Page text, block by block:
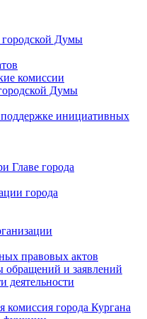
городской Думы
комиссии
Думы
инициативных
Главе города
города
правовых актов
и заявлений
деятельности
комиссия города Кургана